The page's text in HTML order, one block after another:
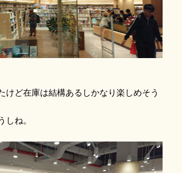
けど在庫は結構あるしかなり楽しめそう
ね。